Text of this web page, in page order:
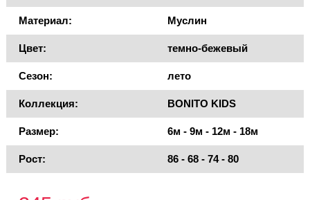
Материал: Муслин
Цвет: темно-бежевый
Сезон: лето
Коллекция: BONITO KIDS
Размер: 6м - 9м - 12м - 18м
Рост: 86 - 68 - 74 - 80